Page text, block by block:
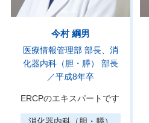
今村 綱男
医療情報管理部 部長
消
化器内科（胆・膵） 部長
／平成8年卒
ERCPのエキスパートです